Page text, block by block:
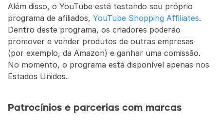
Além disso, o YouTube está testando seu próprio
programa de afiliados, YouTube Shopping Affiliates.
Dentro deste programa, os criadores poderão
promover e vender produtos de outras empresas
(por exemplo, da Amazon) e ganhar uma comissão.
No momento, o programa está disponível apenas nos
Estados Unidos.
Patrocínios e parcerias com marcas